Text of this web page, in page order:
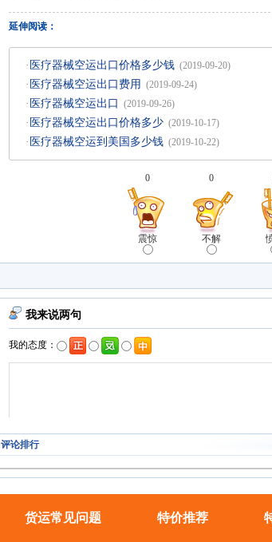
延伸阅读：
· 医疗器械空运出口价格多少钱 (2019-09-20)
· 医疗器械空运出口费用 (2019-09-24)
· 医疗器械空运出口 (2019-09-26)
· 医疗器械空运出口价格多少 (2019-10-17)
· 医疗器械空运到美国多少钱 (2019-10-22)
0
震惊
0
不解
评论排行
货运常见问题 特价推荐